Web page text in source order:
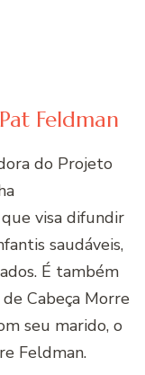
Pat Feldman
do Projeto
que visa difundir
saudáveis,
É também
Cabeça Morre
seu marido, o
Feldman.